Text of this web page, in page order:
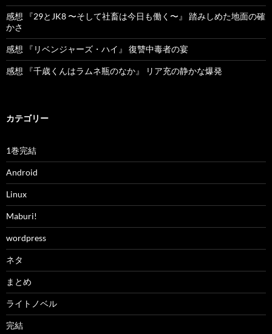
感想 『29とJK8 〜そして社畜は今日も働く〜』 踏みしめた地面の確
かさ
感想 『リベンジャーズ・ハイ』 復讐中毒者の宴
感想 『千歳くんはラムネ瓶のなか』 リア充の静かな爆発
カテゴリー
1巻完結
Android
Linux
Maburi!
wordpress
ネタ
まとめ
ライトノベル
完結